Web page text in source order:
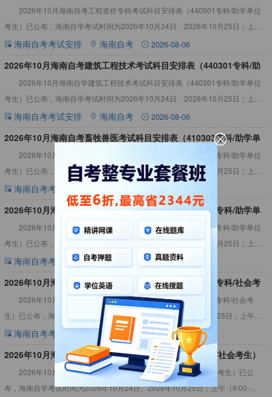
位考生）
2026年10月海南自考工程造价专科考试科目安排表（440501专科/助学单位
考生）已公布，海南自学考试时间为2026年10月24日、2026年10月25日；上午
（9:00-11:30）；下午（14:
海南自考考试安排 海南自考 2026-08-06
2026年10月海南自考建筑工程技术考试科目安排表（440301专科/助
学单位考生）
2026年10月海南自学建筑工程技术考试科目安排表（440301专科/助学单位
考生）已公布，海南自学考试时间为2026年10月24日、2026年10月25日；上午
（9:00-11:30）；下午（14:
海南自考考试安排 海南自考 2026-08-06
2026年10月海南自考畜牧兽医考试科目安排表（410303专科/助学单
位考生）
2026年10月海南自考畜牧兽医专业考试科目安排表（410303专科/助学单位
考生）已公布，海南自学考试时间为2026年10月24日、2026年10月25日；上午
（9:00-11:30）；下午（14:
海南自考考试安排
2026年10月海南自考园艺技术考试科目安排表（410105专科/助学单
位考生）
2026年10月海南自考专科园艺技术考试科目安排表（410105专科/助学单位
考生）已公布，海南自学考试时间为2026年10月24日、2026年10月25日；上午
（9:00-11:30）；下午（14:
海南自考考试安排 海南自考 2026-08-06
2026年10月海南自考应用英语考试科目安排表（570202专科/社会考
生）2026年10月海南自考应用英语专业考试科目安排表（570202专科/社会考
生）已公布，海南自学考试时间为2026年10月24日、2026年10月25日；上午
（9:00-11:30）；下午（14:30
海南自考考试安排 海南自考 2026-08-05
2026年10月海南自考中文考试科目安排表（570209专科/社会考生）
2026年10月海南自学中文考试科目安排表（570209专科/社会考生）已公
布，海南自学考试时间为2026年10月24日、2026年10月25日；上午（9:00-